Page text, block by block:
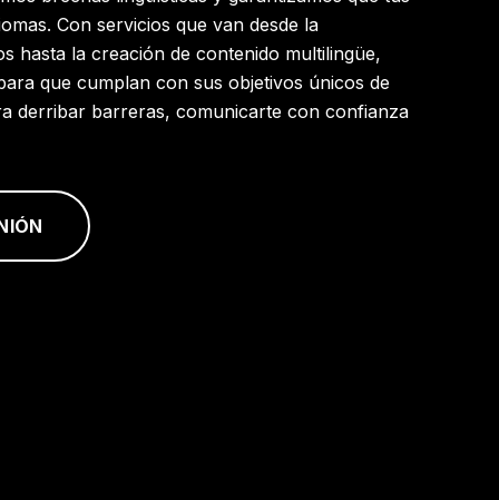
Con servicios que van desde la
hasta la creación de contenido multilingüe,
que cumplan con sus objetivos únicos de
derribar barreras, comunicarte con confianza